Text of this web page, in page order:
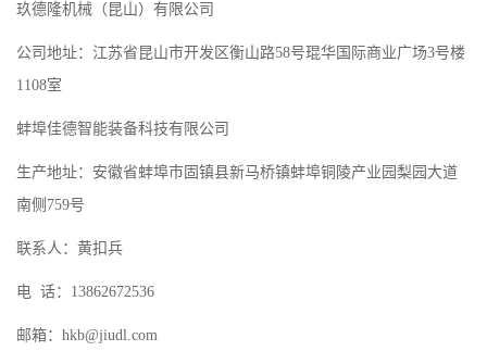
玖德隆机械（昆山）有限公司
公司地址：江苏省昆山市开发区衡山路58号琨华国际商业广场3号楼
1108室
蚌埠佳德智能装备科技有限公司
生产地址：安徽省蚌埠市固镇县新马桥镇蚌埠铜陵产业园梨园大道
南侧759号
联系人：黄扣兵
电 话：13862672536
邮箱：hkb@jiudl.com